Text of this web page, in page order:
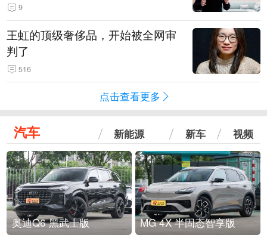
9
王虹的顶级奢侈品，开始被全网审
判了
516
点击查看更多
汽车 新能源 新车 视频
奥迪Q6 黑武士版 MG 4X 半固态智享版